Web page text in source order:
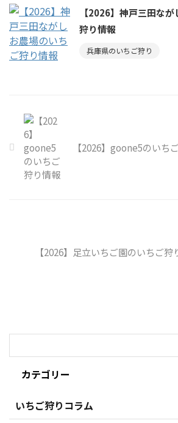
【2026】神戸三田な
狩り情報
兵庫県のいちご狩り
【2026】goone5のいち
【2026】足立いちご園のいちご狩
カテゴリー
いちご狩りコラム